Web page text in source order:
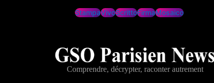
StampaVivoScrittoFirmaMosaico
Comprendre, décrypter, raconter autrement